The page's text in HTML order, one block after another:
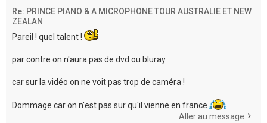
Re: PRINCE PIANO & A MICROPHONE TOUR AUSTRALIE ET NEW
ZEALAN
Pareil ! quel talent !
par contre on n'aura pas de dvd ou bluray
car sur la vidéo on ne voit pas trop de caméra !
Dommage car on n'est pas sur qu'il vienne en france
Aller au message